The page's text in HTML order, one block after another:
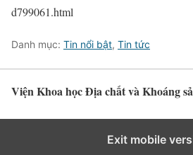
d799061.html
Danh mục: Tin nổi bật, Tin tức
Viện Khoa học Địa chất và Khoáng
Exit mobile